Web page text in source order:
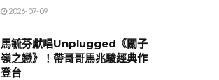
2026-07-09
馬毓芬獻唱Unplugged《關子
嶺之戀》！帶哥哥馬兆駿經典作
登台